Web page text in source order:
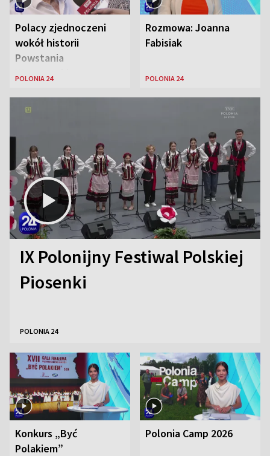
Polacy zjednoczeni
wokół historii
Powstania
Warszawskiego
POLONIA 24
Rozmowa: Joanna
Fabisiak
POLONIA 24
IX Polonijny Festiwal Polskiej
Piosenki
POLONIA 24
Konkurs „Być
Polakiem”
Polonia Camp 2026